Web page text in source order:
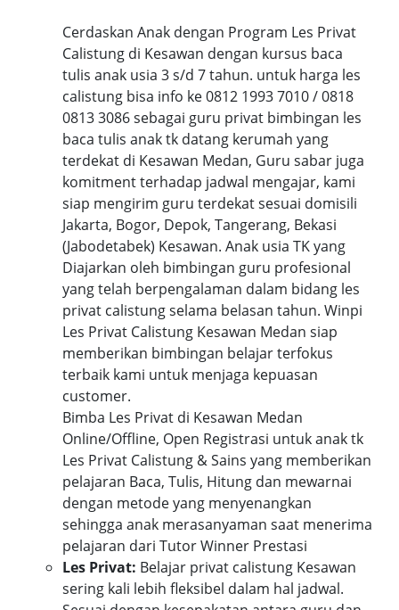
Cerdaskan Anak dengan Program Les Privat
Calistung di Kesawan dengan kursus baca
tulis anak usia 3 s/d 7 tahun. untuk harga les
calistung bisa info ke 0812 1993 7010 / 0818
0813 3086 sebagai guru privat bimbingan les
baca tulis anak tk datang kerumah yang
terdekat di Kesawan Medan, Guru sabar juga
komitment terhadap jadwal mengajar, kami
siap mengirim guru terdekat sesuai domisili
Jakarta, Bogor, Depok, Tangerang, Bekasi
(Jabodetabek) Kesawan. Anak usia TK yang
Diajarkan oleh bimbingan guru profesional
yang telah berpengalaman dalam bidang les
privat calistung selama belasan tahun. Winpi
Les Privat Calistung Kesawan Medan siap
memberikan bimbingan belajar terfokus
terbaik kami untuk menjaga kepuasan
customer.
Bimba Les Privat di Kesawan Medan
Online/Offline, Open Registrasi untuk anak tk
Les Privat Calistung & Sains yang memberikan
pelajaran Baca, Tulis, Hitung dan mewarnai
dengan metode yang menyenangkan
sehingga anak merasanyaman saat menerima
pelajaran dari Tutor Winner Prestasi
Les Privat: Belajar privat calistung Kesawan
sering kali lebih fleksibel dalam hal jadwal.